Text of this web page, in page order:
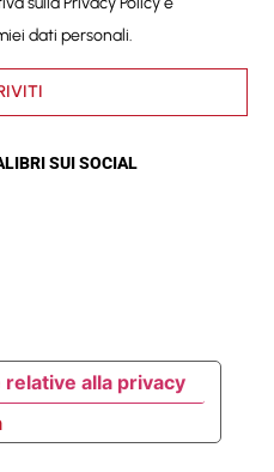
dati personali.
SUI SOCIAL
alla privacy